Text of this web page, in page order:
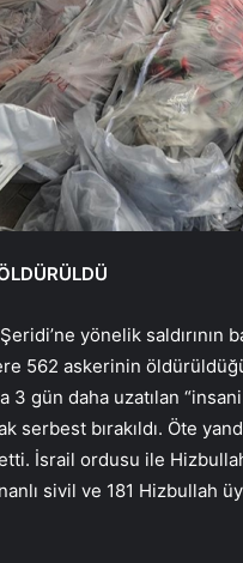
yönelik saldırının
562 askerinin
3 gün daha uzatılan
serbest bırakıldı. Öte
İsrail ordusu ile
sivil ve 181 Hizbullah